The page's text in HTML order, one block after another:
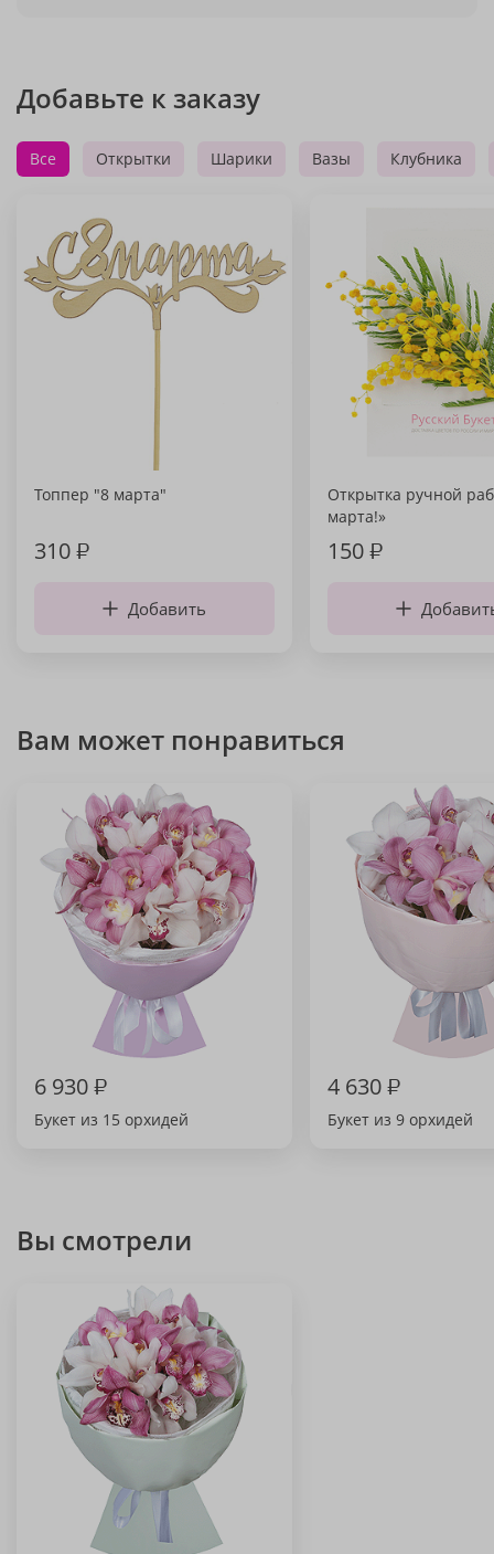
Добавьте к заказу
Все Открытки Шарики Вазы Клубника
Топпер "8 марта"
310₽
Добавить
Открытка ручной
марта!»
150₽
Вам может понравиться
6 930₽
Букет из 15 орхидей
4 630₽
Букет из 9 орхидей
Вы смотрели